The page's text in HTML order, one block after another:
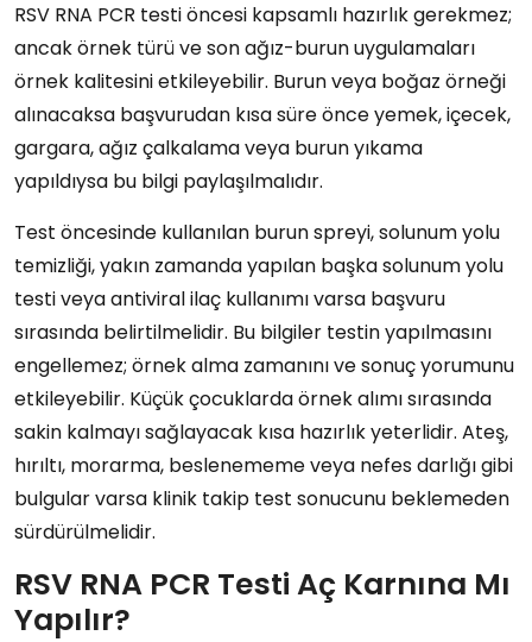
RSV RNA PCR testi öncesi kapsamlı hazırlık gerekmez;
ancak örnek türü ve son ağız-burun uygulamaları
örnek kalitesini etkileyebilir. Burun veya boğaz örneği
alınacaksa başvurudan kısa süre önce yemek, içecek,
gargara, ağız çalkalama veya burun yıkama
yapıldıysa bu bilgi paylaşılmalıdır.
Test öncesinde kullanılan burun spreyi, solunum yolu
temizliği, yakın zamanda yapılan başka solunum yolu
testi veya antiviral ilaç kullanımı varsa başvuru
sırasında belirtilmelidir. Bu bilgiler testin yapılmasını
engellemez; örnek alma zamanını ve sonuç yorumunu
etkileyebilir. Küçük çocuklarda örnek alımı sırasında
sakin kalmayı sağlayacak kısa hazırlık yeterlidir. Ateş,
hırıltı, morarma, beslenememe veya nefes darlığı gibi
bulgular varsa klinik takip test sonucunu beklemeden
sürdürülmelidir.
RSV RNA PCR Testi Aç Karnına Mı
Yapılır?